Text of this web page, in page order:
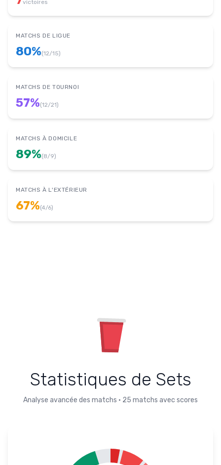
victoires
MATCHS DE LIGUE
80%(12/15)
MATCHS DE TOURNOI
57%(12/21)
MATCHS À DOMICILE
89%(8/9)
MATCHS À L'EXTÉRIEUR
67%(4/6)
Statistiques de Sets
Analyse avancée des matchs • 25 matchs avec scores